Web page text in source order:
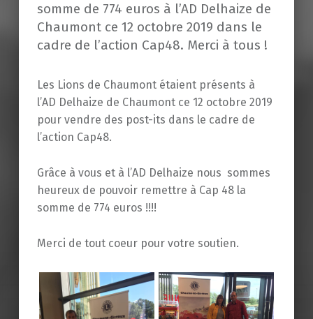
somme de 774 euros à l’AD Delhaize de
Chaumont ce 12 octobre 2019 dans le
cadre de l’action Cap48. Merci à tous !
Les Lions de Chaumont étaient présents à
l’AD Delhaize de Chaumont ce 12 octobre 2019
pour vendre des post-its dans le cadre de
l’action Cap48.
Grâce à vous et à l’AD Delhaize nous sommes
heureux de pouvoir remettre à Cap 48 la
somme de 774 euros !!!!
Merci de tout coeur pour votre soutien.